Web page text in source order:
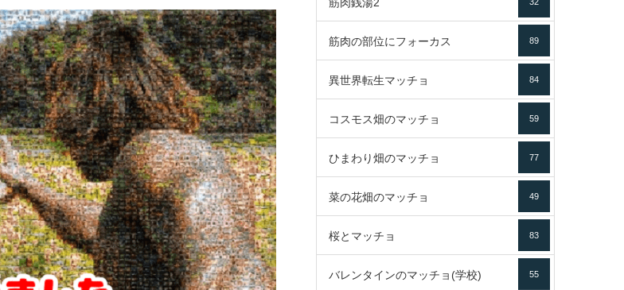
筋肉の部位にフォーカス 89
異世界転生マッチョ 84
コスモス畑のマッチョ 59
ひまわり畑のマッチョ 77
菜の花畑のマッチョ 49
桜とマッチョ 83
バレンタインのマッチョ(学校) 55